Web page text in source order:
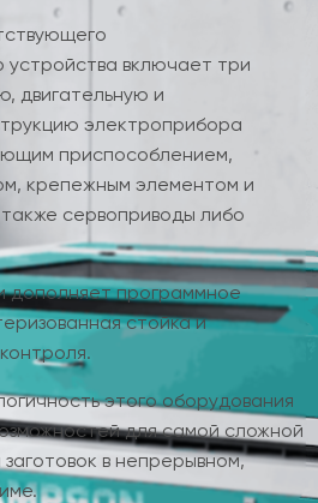
устройства включает три
двигательную и
электроприбора
приспособлением,
крепежным элементом и
сервоприводы либо
дополняет программное
стойка и
этого оборудования
для самой сложной
в непрерывном,